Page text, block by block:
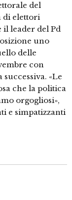
del
di elettori
il leader del Pd
uno
delle
con
«Le
che la politica
orgogliosi»,
e simpatizzanti